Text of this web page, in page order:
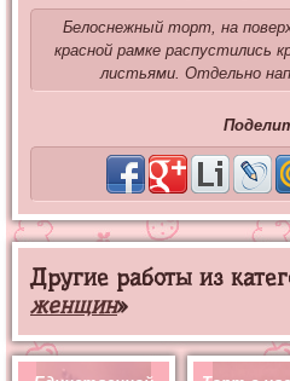
Белоснежный торт, на
красной рамке распустились
листьями. Отдельно
Другие работы из
женщин»